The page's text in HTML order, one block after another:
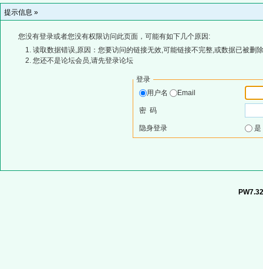
提示信息 »
您没有登录或者您没有权限访问此页面，可能有如下几个原因:
读取数据错误,原因：您要访问的链接无效,可能链接不完整,或数据已被删
您还不是论坛会员,请先登录论坛
登录
用户名
Email
密 码
隐身登录